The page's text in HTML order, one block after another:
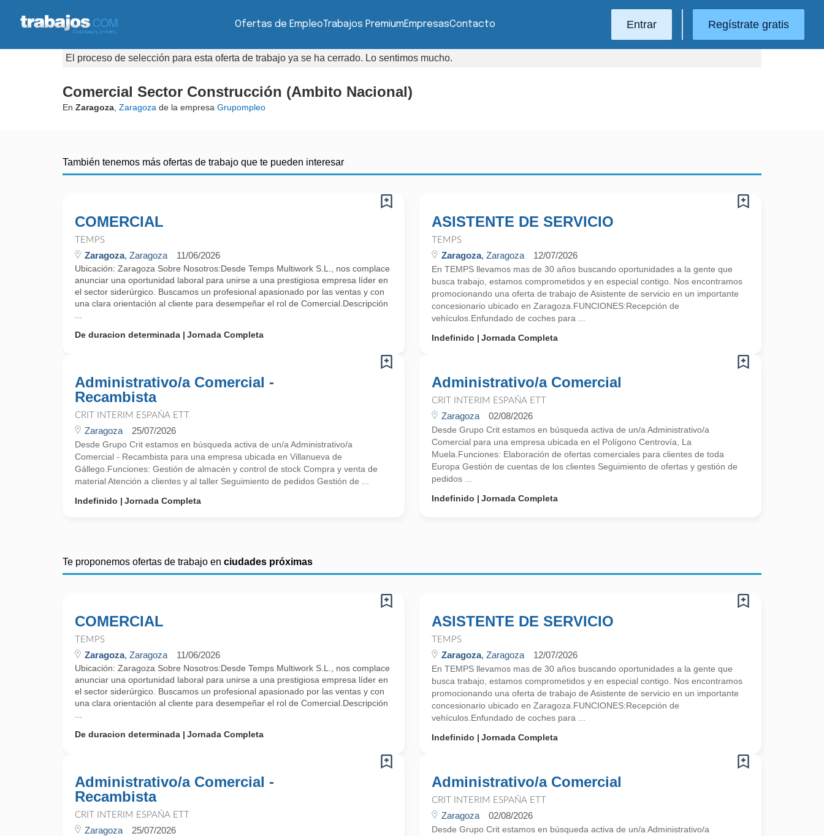
Ofertas de EmpleoTrabajos PremiumEmpresasContacto Entrar Regístrate gratis
El proceso de selección para esta oferta de trabajo ya se ha cerrado. Lo sentimos mucho.
Comercial Sector Construcción (Ambito Nacional)
En Zaragoza Zaragoza de la empresa Grupompleo
También tenemos más ofertas de trabajo que te pueden interesar
COMERCIAL
TEMPS
Zaragoza, Zaragoza 11/06/2026
Ubicación: Zaragoza Sobre Nosotros:Desde Temps Multiwork S.L., nos complace
anunciar una oportunidad laboral para unirse a una prestigiosa empresa líder en
el sector siderúrgico. Buscamos un profesional apasionado por las ventas y con
una clara orientación al cliente para desempeñar el rol de Comercial.Descripción
De duracion determinada
Jornada Completa
ASISTENTE DE SERVICIO
TEMPS
Zaragoza, Zaragoza 12/07/2026
En TEMPS llevamos mas de 30 años buscando oportunidades a la gente que
busca trabajo, estamos comprometidos y en especial contigo. Nos encontramos
promocionando una oferta de trabajo de Asistente de servicio en un importante
concesionario ubicado en Zaragoza.FUNCIONES:Recepción de
vehículos.Enfundado de coches para ...
Indefinido
Jornada Completa
Administrativo/a Comercial -
Recambista
CRIT INTERIM ESPAÑA ETT
Zaragoza 25/07/2026
Desde Grupo Crit estamos en búsqueda activa de un/a Administrativo/a
Comercial - Recambista para una empresa ubicada en Villanueva de
Gállego.Funciones: Gestión de almacén y control de stock Compra y venta de
material Atención a clientes y al taller Seguimiento de pedidos Gestión de ...
Indefinido
Jornada Completa
Administrativo/a Comercial
CRIT INTERIM ESPAÑA ETT
Zaragoza 02/08/2026
Desde Grupo Crit estamos en búsqueda activa de un/a Administrativo/a
Comercial para una empresa ubicada en el Polígono Centrovía, La
Muela.Funciones: Elaboración de ofertas comerciales para clientes de toda
Europa Gestión de cuentas de los clientes Seguimiento de ofertas y gestión de
pedidos ...
Indefinido
Jornada Completa
Te proponemos ofertas de trabajo en ciudades próximas
COMERCIAL
TEMPS
Zaragoza, Zaragoza 11/06/2026
Ubicación: Zaragoza Sobre Nosotros:Desde Temps Multiwork S.L., nos complace
anunciar una oportunidad laboral para unirse a una prestigiosa empresa líder en
el sector siderúrgico. Buscamos un profesional apasionado por las ventas y con
una clara orientación al cliente para desempeñar el rol de Comercial.Descripción
De duracion determinada
Jornada Completa
ASISTENTE DE SERVICIO
TEMPS
Zaragoza, Zaragoza 12/07/2026
En TEMPS llevamos mas de 30 años buscando oportunidades a la gente que
busca trabajo, estamos comprometidos y en especial contigo. Nos encontramos
promocionando una oferta de trabajo de Asistente de servicio en un importante
concesionario ubicado en Zaragoza.FUNCIONES:Recepción de
vehículos.Enfundado de coches para ...
Indefinido
Jornada Completa
Administrativo/a Comercial -
Recambista
CRIT INTERIM ESPAÑA ETT
Zaragoza 25/07/2026
Administrativo/a Comercial
CRIT INTERIM ESPAÑA ETT
Zaragoza 02/08/2026
Desde Grupo Crit estamos en búsqueda activa de un/a Administrativo/a